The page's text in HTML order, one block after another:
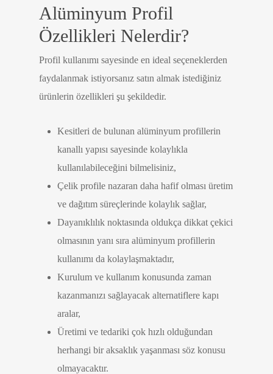
Alüminyum Profil
Özellikleri Nelerdir?
Profil kullanımı sayesinde en ideal seçeneklerden
faydalanmak istiyorsanız satın almak istediğiniz
ürünlerin özellikleri şu şekildedir.
Kesitleri de bulunan alüminyum profillerin
kanallı yapısı sayesinde kolaylıkla
kullanılabileceğini bilmelisiniz,
Çelik profile nazaran daha hafif olması üretim
ve dağıtım süreçlerinde kolaylık sağlar,
Dayanıklılık noktasında oldukça dikkat çekici
olmasının yanı sıra alüminyum profillerin
kullanımı da kolaylaşmaktadır,
Kurulum ve kullanım konusunda zaman
kazanmanızı sağlayacak alternatiflere kapı
aralar,
Üretimi ve tedariki çok hızlı olduğundan
herhangi bir aksaklık yaşanması söz konusu
olmayacaktır.